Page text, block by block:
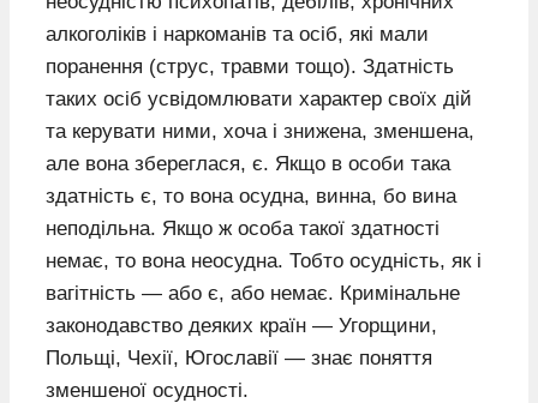
алкоголіків і наркоманів та осіб, які мали
поранення (струс, травми тощо). Здатність
таких осіб усвідомлювати характер своїх дій
та керувати ними, хоча і знижена, зменшена,
але вона збереглася, є. Якщо в особи така
здатність є, то вона осудна, винна, бо вина
неподільна. Якщо ж особа такої здатності
немає, то вона неосудна. Тобто осудність, як і
вагітність — або є, або немає. Кримінальне
законодавство деяких країн — Угорщини,
Польщі, Чехії, Югославії — знає поняття
зменшеної осудності.